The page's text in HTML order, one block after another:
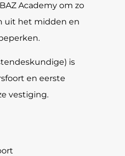
Academy om zo
uit het midden en
is
en eerste
vestiging.